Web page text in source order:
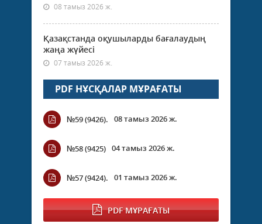
08 тамыз 2026 ж.
Қазақстанда оқушыларды бағалаудың
жаңа жүйесі
07 тамыз 2026 ж.
PDF НҰСҚАЛАР МҰРАҒАТЫ
№59 (9426). 08 тамыз 2026 ж.
№58 (9425) 04 тамыз 2026 ж.
№57 (9424). 01 тамыз 2026 ж.
PDF МҰРАҒАТЫ